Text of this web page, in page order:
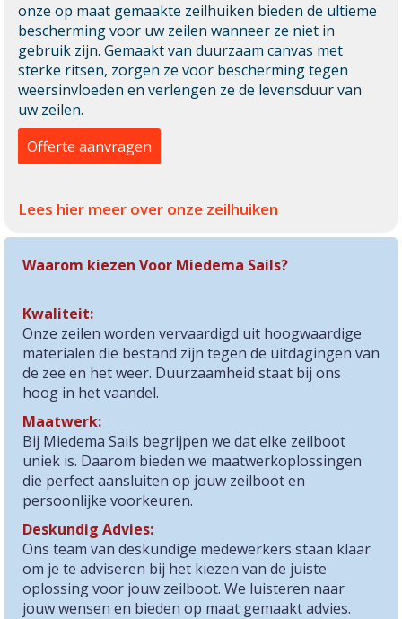
onze op maat gemaakte zeilhuiken bieden de ultieme
bescherming voor uw zeilen wanneer ze niet in
gebruik zijn. Gemaakt van duurzaam canvas met
sterke ritsen, zorgen ze voor bescherming tegen
weersinvloeden en verlengen ze de levensduur van
uw zeilen.
Offerte aanvragen
Lees hier meer over onze zeilhuiken
Waarom kiezen Voor Miedema Sails?
Kwaliteit:
Onze zeilen worden vervaardigd uit hoogwaardige
materialen die bestand zijn tegen de uitdagingen van
de zee en het weer. Duurzaamheid staat bij ons
hoog in het vaandel.
Maatwerk:
Bij Miedema Sails begrijpen we dat elke zeilboot
uniek is. Daarom bieden we maatwerkoplossingen
die perfect aansluiten op jouw zeilboot en
persoonlijke voorkeuren.
Deskundig Advies:
Ons team van deskundige medewerkers staan klaar
om je te adviseren bij het kiezen van de juiste
oplossing voor jouw zeilboot. We luisteren naar
jouw wensen en bieden op maat gemaakt advies.